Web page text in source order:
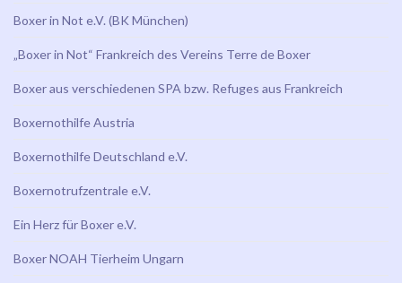
Boxer in Not e.V. (BK München)
„Boxer in Not“ Frankreich des Vereins Terre de Boxer
Boxer aus verschiedenen SPA bzw. Refuges aus Frankreich
Boxernothilfe Austria
Boxernothilfe Deutschland e.V.
Boxernotrufzentrale e.V.
Ein Herz für Boxer e.V.
Boxer NOAH Tierheim Ungarn